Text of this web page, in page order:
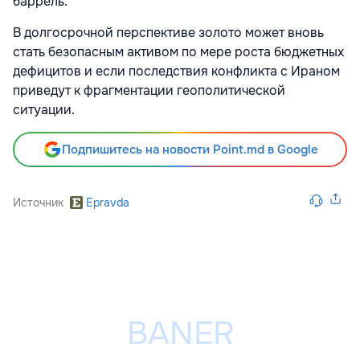
В долгосрочной перспективе золото может вновь
стать безопасным активом по мере роста бюджетных
дефицитов и если последствия конфликта с Ираном
приведут к фрагментации геополитической
ситуации.
Подпишитесь на новости Point.md в Google
Источник Epravda